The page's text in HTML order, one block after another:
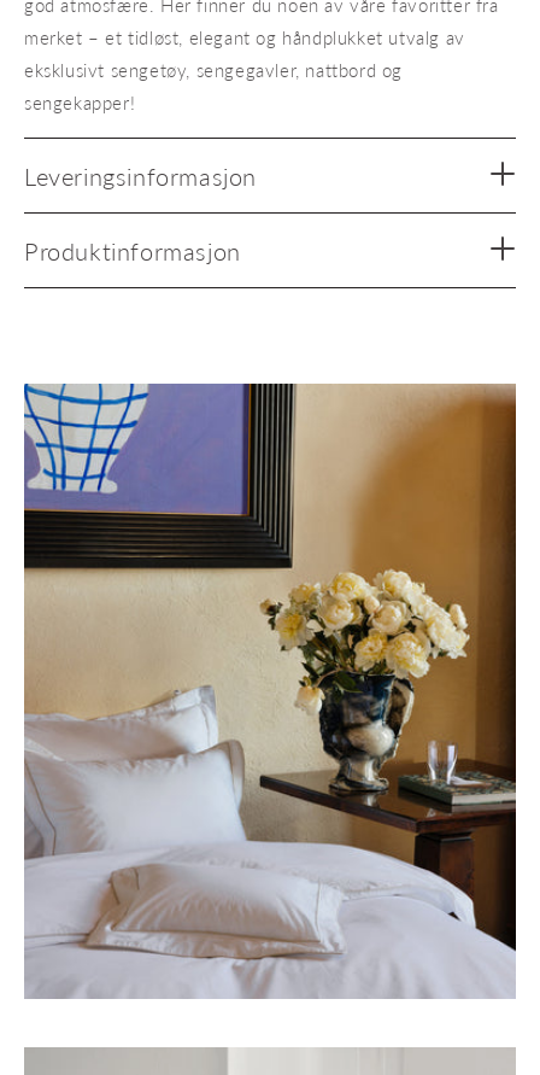
god atmosfære. Her finner du noen av våre favoritter fra
merket – et tidløst, elegant og håndplukket utvalg av
eksklusivt sengetøy, sengegavler, nattbord og
sengekapper!
Leveringsinformasjon
Produktinformasjon